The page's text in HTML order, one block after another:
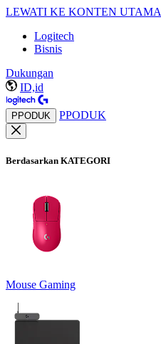
LEWATI KE KONTEN UTAMA
Logitech
Bisnis
Dukungan
ID,id
PPODUK PPODUK
Berdasarkan KATEGORI
Mouse Gaming